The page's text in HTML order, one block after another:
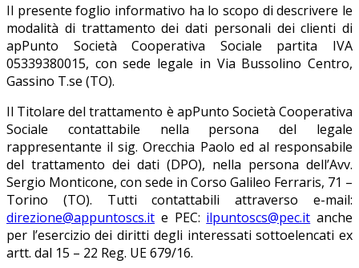
Il presente foglio informativo ha lo scopo di descrivere le
modalità di trattamento dei dati personali dei clienti di
apPunto Società Cooperativa Sociale partita IVA
05339380015, con sede legale in Via Bussolino Centro,
Gassino T.se (TO).
Il Titolare del trattamento è apPunto Società Cooperativa
Sociale contattabile nella persona del legale
rappresentante il sig. Orecchia Paolo ed al responsabile
del trattamento dei dati (DPO), nella persona dell’Avv.
Sergio Monticone, con sede in Corso Galileo Ferraris, 71 –
Torino (TO). Tutti contattabili attraverso e-mail:
direzione@appuntoscs.it e PEC: ilpuntoscs@pec.it anche
per l’esercizio dei diritti degli interessati sottoelencati ex
artt. dal 15 – 22 Reg. UE 679/16.